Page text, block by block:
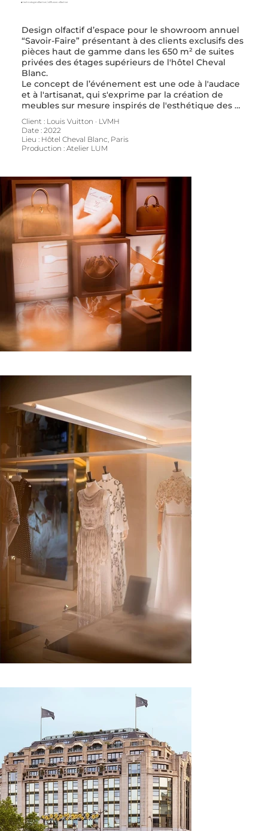
■ technologie olfactive / diffusion olfactive
Design olfactif d’espace pour le showroom annuel
“Savoir-Faire” présentant à des clients exclusifs des
pièces haut de gamme dans les 650 m² de suites
privées des étages supérieurs de l'hôtel Cheval
Blanc.
Le concept de l’événement est une ode à l'audace
et à l'artisanat, qui s'exprime par la création de
meubles sur mesure inspirés de l'esthétique des
multimédia. L'expérience implique le client dans
tous ses sens pour la rendre mémorable, en
utilisant les matériaux et les designs les plus nobles
À l’intérieur de sept suites, une senteur unique
représente chacune des différentes collections en
symbiose avec le décor : de l’odeur de cuir pour la
maroquinerie à une note aux mille facettes pour la
haute joaillerie, en passant par des notes poudrées
représentatives de la Belle Époque pour l’espace
Capucine.
Client : Louis Vuitton · LVMH
Date : 2022
Lieu : Hôtel Cheval Blanc, Paris
Production : Atelier LUM